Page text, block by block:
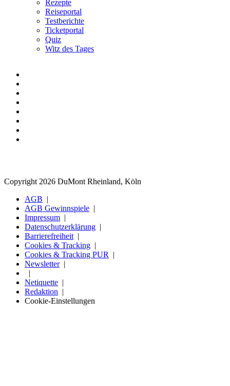
Rezepte
Reiseportal
Testberichte
Ticketportal
Quiz
Witz des Tages
Copyright 2026 DuMont Rheinland, Köln
AGB
AGB Gewinnspiele
Impressum
Datenschutzerklärung
Barrierefreiheit
Cookies & Tracking
Cookies & Tracking PUR
Newsletter
Netiquette
Redaktion
Cookie-Einstellungen